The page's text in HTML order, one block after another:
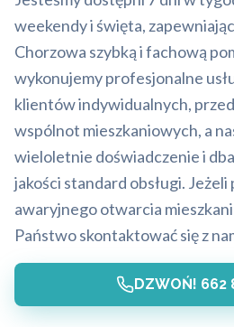
weekendy i święta,
Chorzowa szybką i fachową
wykonujemy profesjonalne
klientów indywidualnych,
wspólnot mieszkaniowych, a
wieloletnie doświadczenie i
jakości standard obsługi.
awaryjnego otwarcia
Państwo skontaktować się z
DZWOŃ! 662